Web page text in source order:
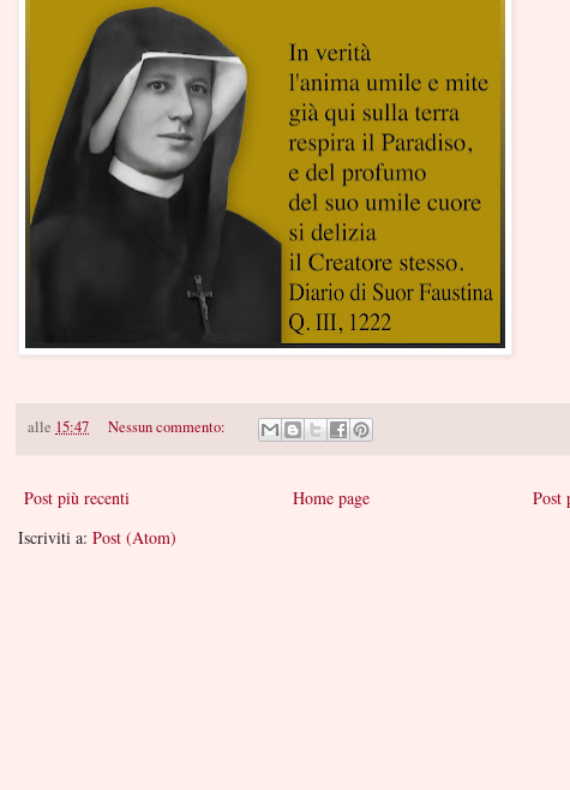
alle 15:47 Nessun commento:
Post più recenti Post
Home page
Iscriviti a: Post (Atom)